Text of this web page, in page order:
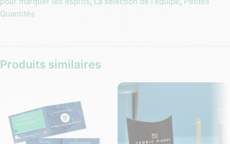
Quantités
Produits similaires